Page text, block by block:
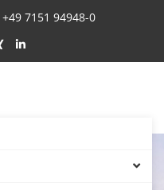
+49 7151 94948-0